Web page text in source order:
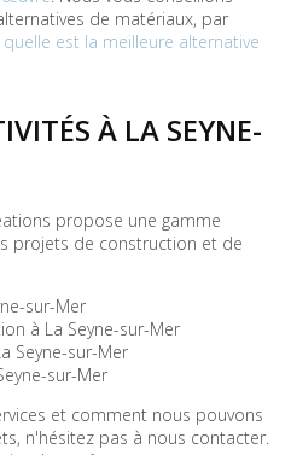
de matériaux, par
est la meilleure alternative
À LA SEYNE-
propose une gamme
projets de construction et de
sur-Mer
à La Seyne-sur-Mer
Seyne-sur-Mer
sur-Mer
et comment nous pouvons
n'hésitez pas à nous contacter.